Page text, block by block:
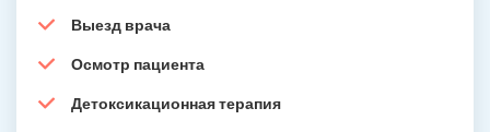
Выезд врача
Осмотр пациента
Детоксикационная терапия